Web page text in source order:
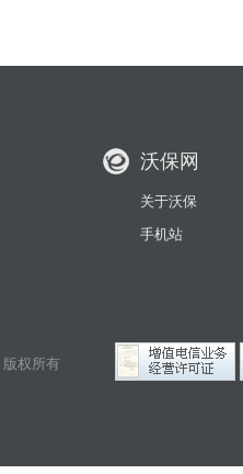
权所有
沃保网
关于沃保
手机站